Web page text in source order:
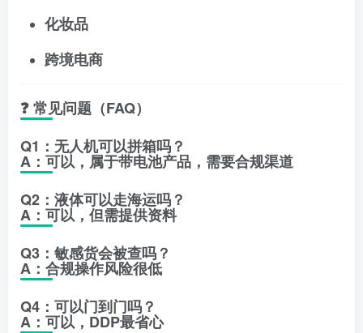
化妆品
跨境电商
❓ 常见问题（FAQ）
Q1：无人机可以拼箱吗？
A：可以，属于带电池产品，需要合规渠道
Q2：液体可以走海运吗？
A：可以，但需提供资料
Q3：敏感货会被查吗？
A：合规操作风险很低
Q4：可以门到门吗？
A：可以，DDP最省心